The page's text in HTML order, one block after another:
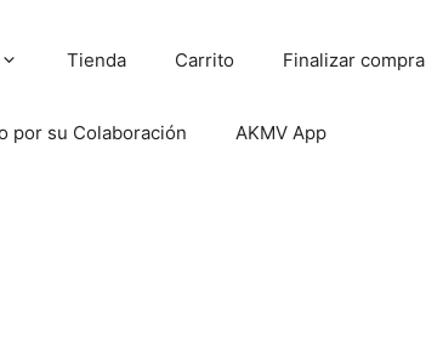
Tienda Carrito Finalizar compra
por su Colaboración AKMV App